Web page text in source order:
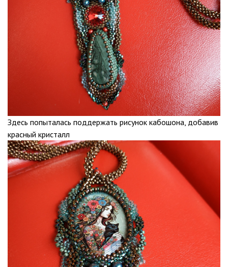
Здесь попыталась поддержать рисунок кабошона, добавив
красный кристалл